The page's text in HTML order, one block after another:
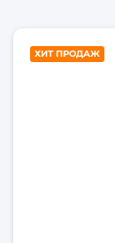
ХИТ ПРОДАЖ